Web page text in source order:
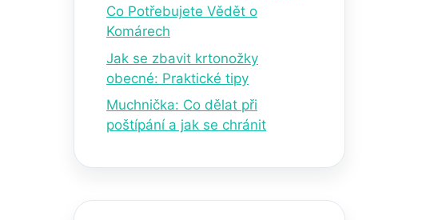
Co Potřebujete Vědět o
Komárech
Jak se zbavit krtonožky
obecné: Praktické tipy
Muchnička: Co dělat při
poštípání a jak se chránit